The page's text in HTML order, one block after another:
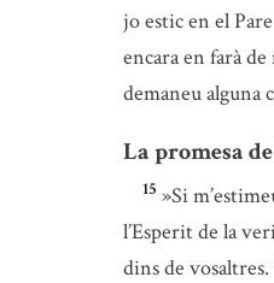
jo estic en el
encara en farà
demaneu alguna
La promesa
15 »Si
l’Esperit de la
dins de vosaltres.